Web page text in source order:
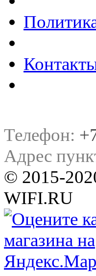
Телефон:
Адрес
© 2015-
WIFI.RU